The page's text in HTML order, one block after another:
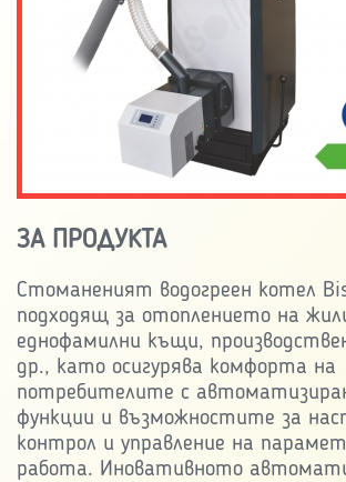
ЗА ПРОДУКТА
Стоманеният водогреен котел
подходящ за отоплението на
еднофамилни къщи,
др., като осигурява комфорта на
потребителите с
функции и възможностите за
контрол и управление на
работа. Иновативното